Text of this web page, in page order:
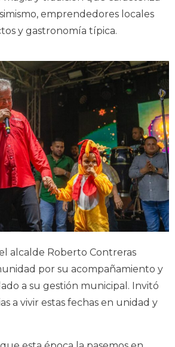
emprendedores locales
y gastronomía típica.
alcalde Roberto Contreras
por su acompañamiento y
a su gestión municipal. Invitó
a vivir estas fechas en unidad y